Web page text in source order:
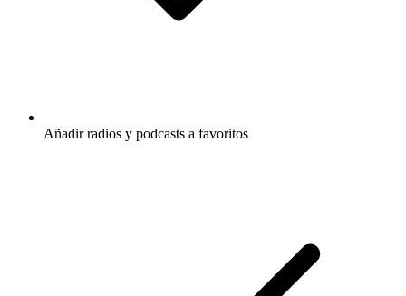
Añadir radios y podcasts a favoritos